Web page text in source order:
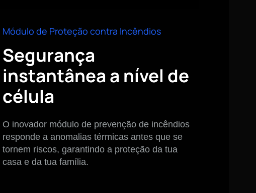
Módulo de Proteção contra Incêndios
Segurança
instantânea a nível de
célula
O inovador módulo de prevenção de incêndios
responde a anomalias térmicas antes que se
tornem riscos, garantindo a proteção da tua
casa e da tua família.